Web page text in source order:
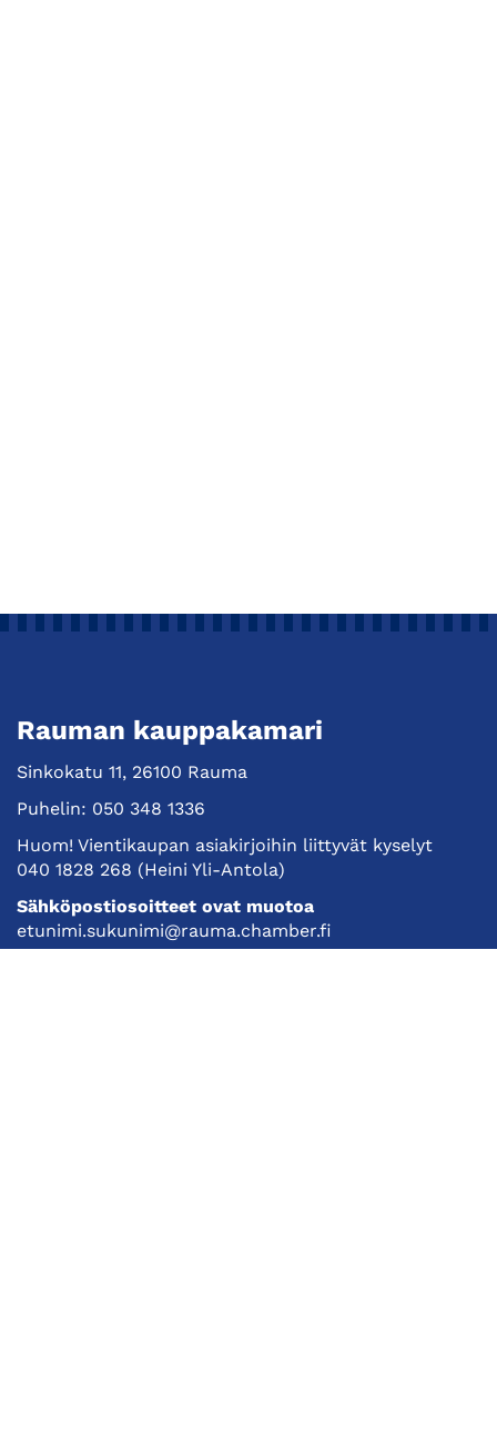
Rauman kauppakamari
Sinkokatu 11, 26100 Rauma
Puhelin: 050 348 1336
Huom! Vientikaupan asiakirjoihin liittyvät kyselyt
040 1828 268 (Heini Yli-Antola)
Sähköpostiosoitteet ovat muotoa
etunimi.sukunimi@rauma.chamber.fi